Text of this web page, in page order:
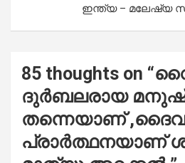
ഇന്ത്യ – മലേഷ്യ
85 thoughts on “
ദുർബലരായ
തന്നെയാണ്
പ്രാർത്ഥനയാണ്